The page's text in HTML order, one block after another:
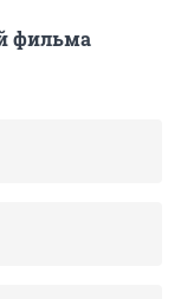
фильма